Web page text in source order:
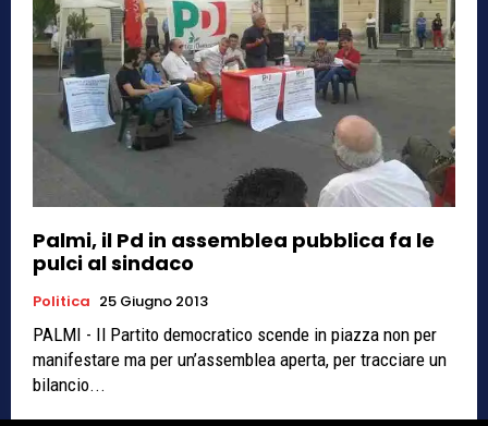
Palmi, il Pd in assemblea pubblica fa le
pulci al sindaco
Politica 25 Giugno 2013
PALMI - Il Partito democratico scende in piazza non per
manifestare ma per un’assemblea aperta, per tracciare un
bilancio...